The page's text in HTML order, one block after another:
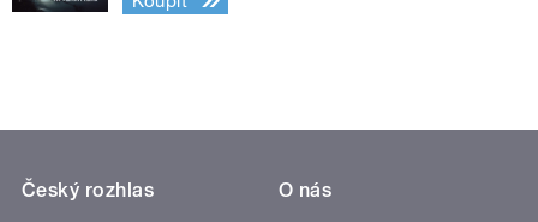
Český rozhlas
O nás